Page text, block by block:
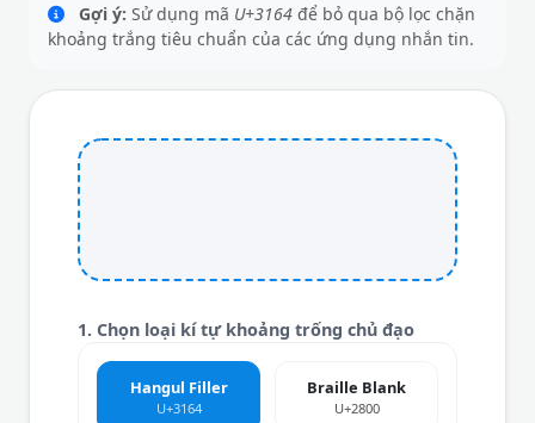
Gợi ý: Sử dụng mã U+3164 để bỏ qua bộ lọc chặn
khoảng trắng tiêu chuẩn của các ứng dụng nhắn tin.
1. Chọn loại kí tự khoảng trống chủ đạo
Hangul Filler
U+3164
Braille Blank
U+2800